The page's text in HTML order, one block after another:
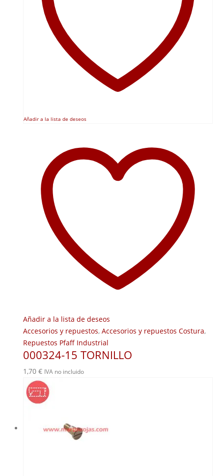
Añadir a la lista de deseos
Añadir a la lista de deseos
Accesorios y repuestos, Accesorios y repuestos Costura,
Repuestos Pfaff Industrial
000324-15 TORNILLO
1,70 € IVA no incluido